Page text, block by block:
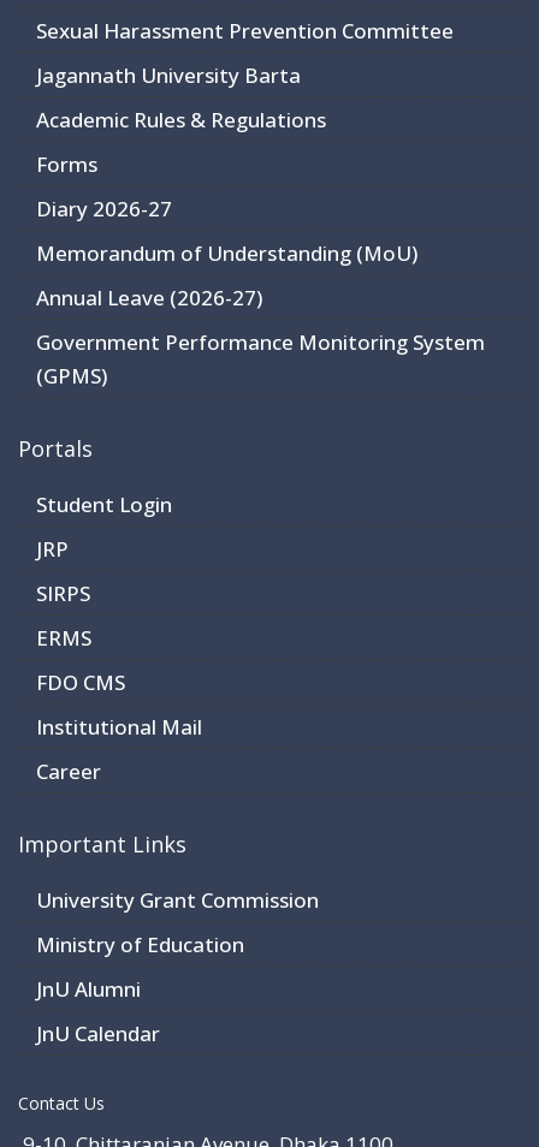
Sexual Harassment Prevention Committee
Jagannath University Barta
Academic Rules & Regulations
Forms
Diary 2026-27
Memorandum of Understanding (MoU)
Annual Leave (2026-27)
Government Performance Monitoring System
(GPMS)
Portals
Student Login
JRP
SIRPS
ERMS
FDO CMS
Institutional Mail
Career
Important Links
University Grant Commission
Ministry of Education
JnU Alumni
JnU Calendar
Contact Us